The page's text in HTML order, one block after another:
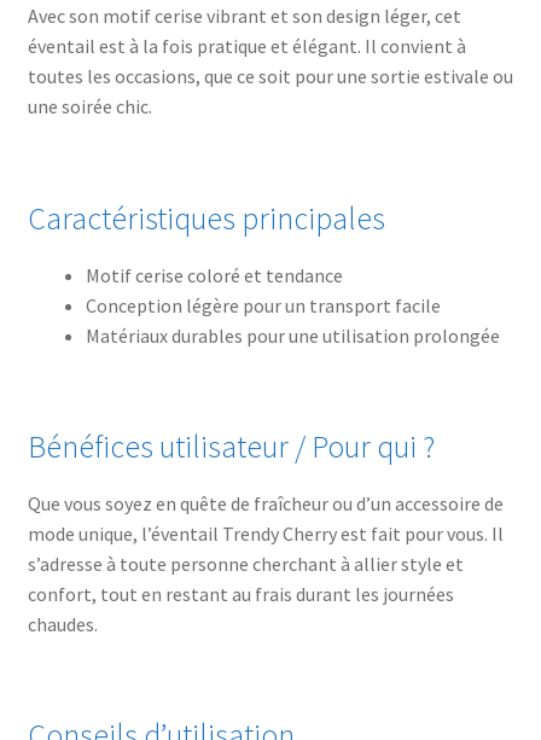
Avec son motif cerise vibrant et son design léger, cet
éventail est à la fois pratique et élégant. Il convient à
toutes les occasions, que ce soit pour une sortie estivale ou
une soirée chic.
Caractéristiques principales
Motif cerise coloré et tendance
Conception légère pour un transport facile
Matériaux durables pour une utilisation prolongée
Bénéfices utilisateur / Pour qui ?
Que vous soyez en quête de fraîcheur ou d’un accessoire de
mode unique, l’éventail Trendy Cherry est fait pour vous. Il
s’adresse à toute personne cherchant à allier style et
confort, tout en restant au frais durant les journées
chaudes.